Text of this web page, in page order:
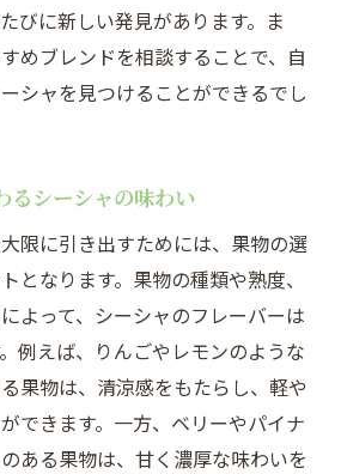
びに新しい発見があります。ま
めブレンドを相談することで、自
シャを見つけることができるでし
るシーシャの味わい
限に引き出すためには、果物の選
となります。果物の種類や熟度、
よって、シーシャのフレーバーは
例えば、りんごやレモンのような
果物は、清涼感をもたらし、軽や
できます。一方、ベリーやパイナ
ある果物は、甘く濃厚な味わいを